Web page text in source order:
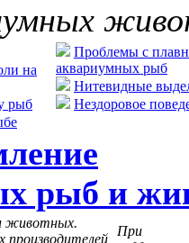
на
рыб
Проблемы с
аквариумных рыб
Нитевидные
Нездоровое
рыб и
животных.
производителей
При